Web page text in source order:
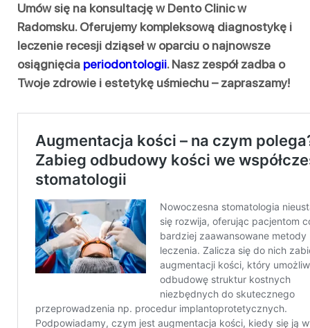
Umów się na konsultację w Dento Clinic w
Radomsku. Oferujemy kompleksową diagnostykę i
leczenie recesji dziąseł w oparciu o najnowsze
osiągnięcia periodontologii. Nasz zespół zadba o
Twoje zdrowie i estetykę uśmiechu – zapraszamy!